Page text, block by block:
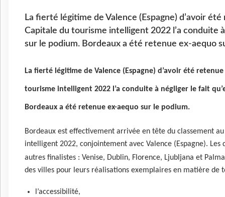
La fierté légitime de Valence (Espagne) d’avoir
Capitale du tourisme intelligent 2022 l’a conduite
sur le podium. Bordeaux a été retenue ex-aequo
La fierté légitime de Valence (Espagne) d’avoir été
tourisme intelligent 2022 l’a conduite à négliger le fait
Bordeaux a été retenue ex-aequo sur le podium.
Bordeaux est effectivement arrivée en tête du classement
intelligent 2022, conjointement avec Valence (Espagne).
autres finalistes : Venise, Dublin, Florence, Ljubljana et
des villes pour leurs réalisations exemplaires en matière de
l’accessibilité,